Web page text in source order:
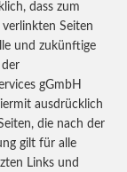
dass zum
Seiten
und zukünftige
gGmbH
ausdrücklich
die nach der
gilt für alle
Links und